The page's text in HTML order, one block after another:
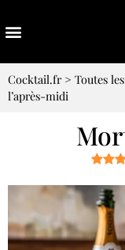
Cocktail.fr> Toutes
l’après-midi